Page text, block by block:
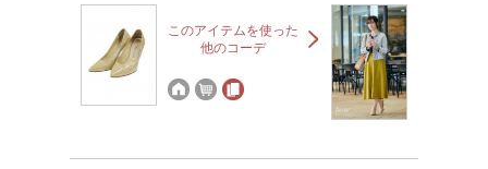
このアイテムを使った
他のコーデ